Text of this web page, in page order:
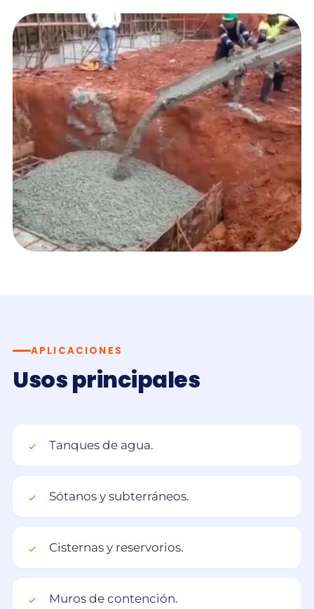
APLICACIONES
Usos principales
Tanques de agua.
Sótanos y subterráneos.
Cisternas y reservorios.
Muros de contención.